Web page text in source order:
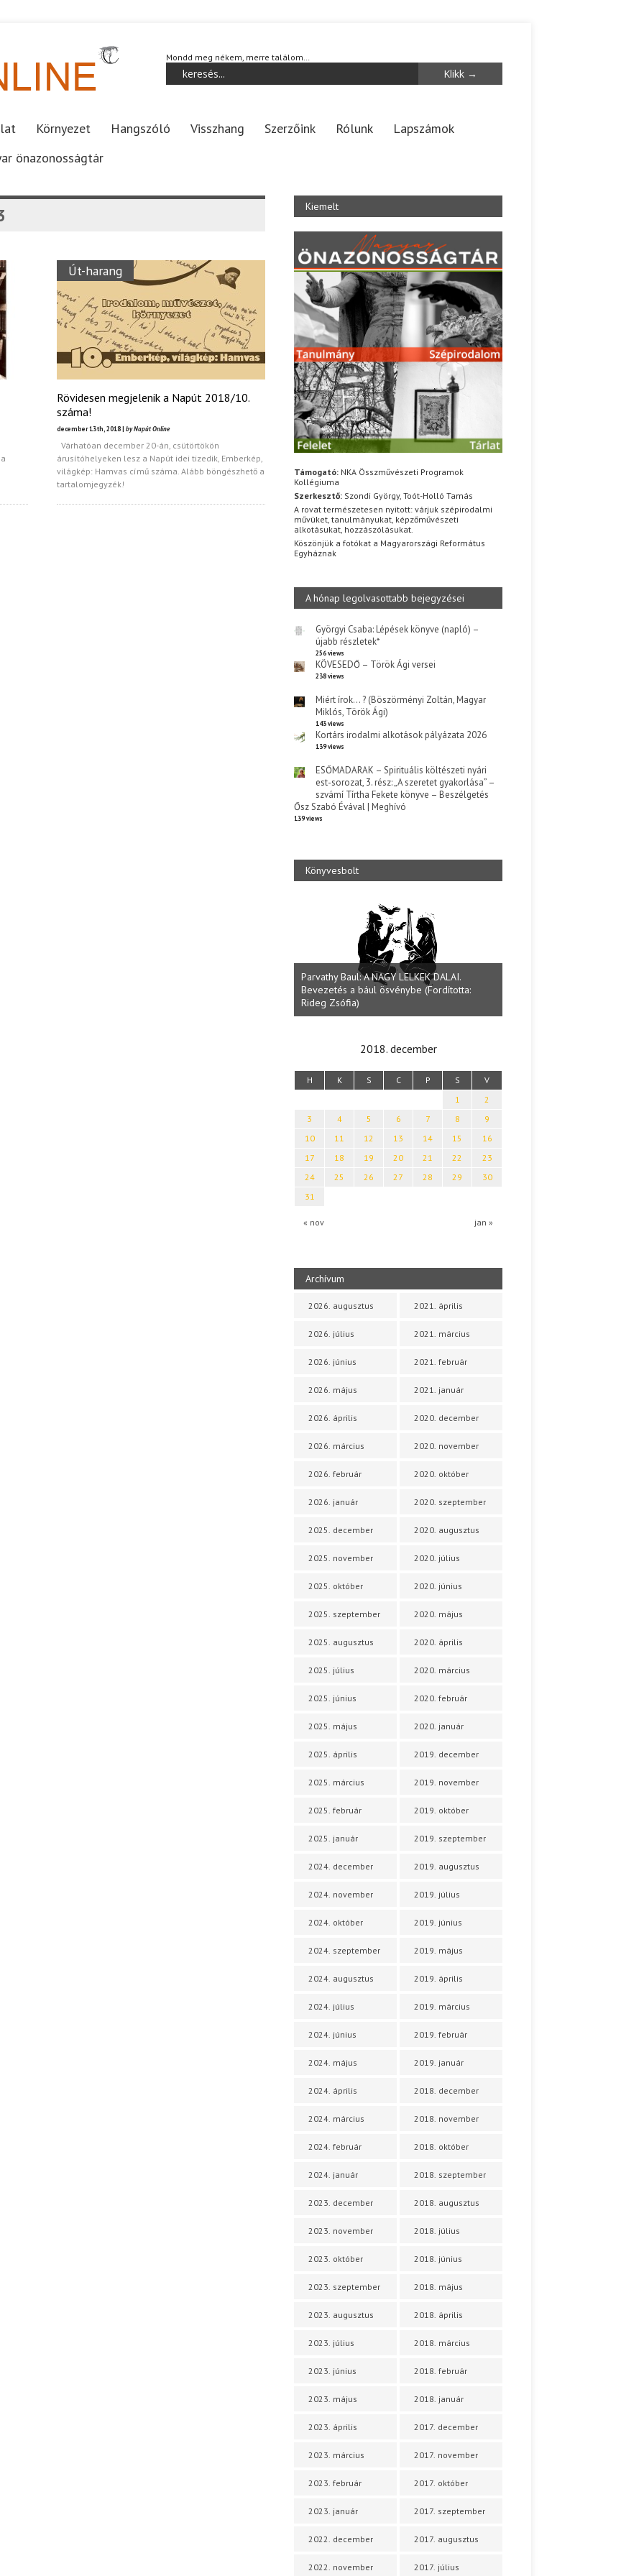
Mondd meg nékem, merre találom…
Környezet Hangszóló Visszhang Szerzőink Rólunk
Lapszámok
önazonosságtár
Út-harang
Rövidesen megjelenik a Napút 2018/10.
száma!
december 13th, 2018 | by Napút Online
Várhatóan december 20-án, csütörtökön
árusítóhelyeken lesz a Napút idei tizedik, Emberkép,
világkép: Hamvas című száma. Alább böngészhető a
tartalomjegyzék!
Kiemelt
Támogató: NKA Összművészeti Programok
Kollégiuma
Szerkesztő: Szondi György, Toót-Holló Tamás
A rovat természetesen nyitott: várjuk szépirodalmi
művüket, tanulmányukat, képzőművészeti
alkotásukat, hozzászólásukat.
Köszönjük a fotókat a Magyarországi Református
Egyháznak
A hónap legolvasottabb bejegyzései
Györgyi Csaba: Lépések könyve (napló) –
újabb részletek*
256 views
KÖVESEDŐ – Török Ági versei
238 views
Miért írok… ? (Böszörményi Zoltán, Magyar
Miklós, Török Ági)
143 views
Kortárs irodalmi alkotások pályázata 2026
139 views
ESŐMADARAK – Spirituális költészeti nyári
est-sorozat, 3. rész: „A szeretet gyakorlása” –
szvámí Tírtha Fekete könyve – Beszélgetés
Ősz Szabó Évával | Meghívó
139 views
Könyvesbolt
Parvathy Baul: A NAGY LELKEK DALAI.
Bevezetés a bául ösvénybe (Fordította:
Rideg Zsófia)
2018. december
H K S C P S V
« nov jan »
1
2
3
4 5 6 7 8
9
10
11 12 13 14 15
16
17
18 19 20 21 22
23
24
25 26 27 28 29
30
31
Archívum
2026. augusztus
2026. július
2026. június
2026. május
2026. április
2026. március
2026. február
2026. január
2025. december
2025. november
2025. október
2025. szeptember
2025. augusztus
2025. július
2025. június
2025. május
2025. április
2025. március
2025. február
2025. január
2024. december
2024. november
2024. október
2024. szeptember
2024. augusztus
2024. július
2024. június
2024. május
2024. április
2024. március
2024. február
2024. január
2023. december
2023. november
2023. október
2023. szeptember
2023. augusztus
2023. július
2023. június
2023. május
2023. április
2023. március
2023. február
2023. január
2022. december
2022. november
2021. április
2021. március
2021. február
2021. január
2020. december
2020. november
2020. október
2020. szeptember
2020. augusztus
2020. július
2020. június
2020. május
2020. április
2020. március
2020. február
2020. január
2019. december
2019. november
2019. október
2019. szeptember
2019. augusztus
2019. július
2019. június
2019. május
2019. április
2019. március
2019. február
2019. január
2018. december
2018. november
2018. október
2018. szeptember
2018. augusztus
2018. július
2018. június
2018. május
2018. április
2018. március
2018. február
2018. január
2017. december
2017. november
2017. október
2017. szeptember
2017. augusztus
2017. július